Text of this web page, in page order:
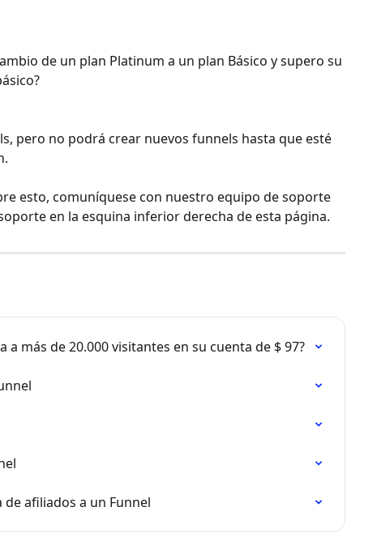
de un plan Platinum a un plan Básico y supero su
pero no podrá crear nuevos funnels hasta que esté
esto, comuníquese con nuestro equipo de soporte
en la esquina inferior derecha de esta página.
a más de 20.000 visitantes en su cuenta de $ 97?
afiliados a un Funnel